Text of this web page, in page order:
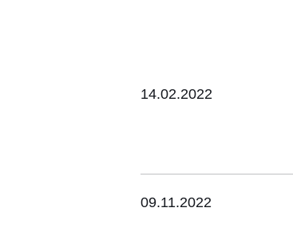
14.02.2022
09.11.2022